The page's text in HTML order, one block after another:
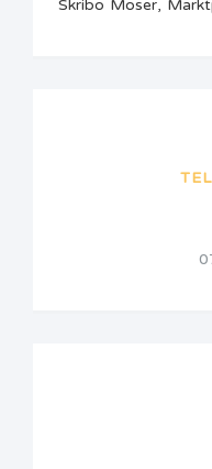
Skribo Moser,